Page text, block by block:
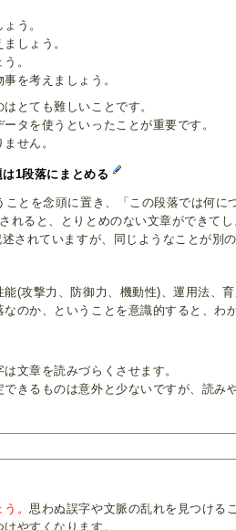
う。
しょう。
。
を考えましょう。
とても難しいことです。
タを使うといったことが重要です。
せん。
1段落にまとめる
とを念頭に置き、「この段落では何に
れると、とりとめのない文章ができてし
されていますが、同じようなことが別
(攻撃力、防御力、機動性)、運用法、
のか、ということを意識的すると、わ
文章を読みづらくさせます。
きるものは意外と少ないですが、読み
う。思わぬ誤字や文脈の乱れを見つける
やすくなります。